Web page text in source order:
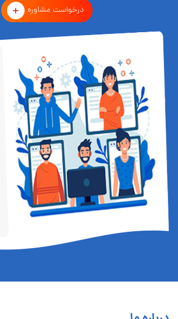
درخواست مشاوره